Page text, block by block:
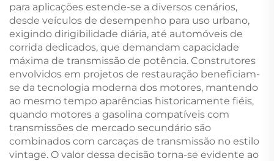
para aplicações estende-se a diversos cenários,
desde veículos de desempenho para uso urbano,
exigindo dirigibilidade diária, até automóveis de
corrida dedicados, que demandam capacidade
máxima de transmissão de potência. Construtores
envolvidos em projetos de restauração beneficiam-
se da tecnologia moderna dos motores, mantendo
ao mesmo tempo aparências historicamente fiéis,
quando motores a gasolina compatíveis com
transmissões de mercado secundário são
combinados com carcaças de transmissão no estilo
vintage. O valor dessa decisão torna-se evidente ao